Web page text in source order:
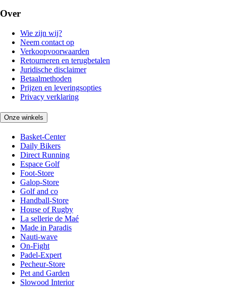
Over
Wie zijn wij?
Neem contact op
Verkoopvoorwaarden
Retourneren en terugbetalen
Juridische disclaimer
Betaalmethoden
Prijzen en leveringsopties
Privacy verklaring
Onze winkels
Basket-Center
Daily Bikers
Direct Running
Espace Golf
Foot-Store
Galop-Store
Golf and co
Handball-Store
House of Rugby
La sellerie de Maé
Made in Paradis
Nauti-wave
On-Fight
Padel-Expert
Pecheur-Store
Pet and Garden
Slowood Interior